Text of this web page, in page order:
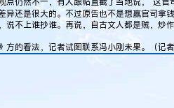
异还是很大的。不过原告也不是想赢官司拿
说不上谁抄谁。再说，自古文人都是贼，炒
看法，记者试图联系冯小刚未果。（记者